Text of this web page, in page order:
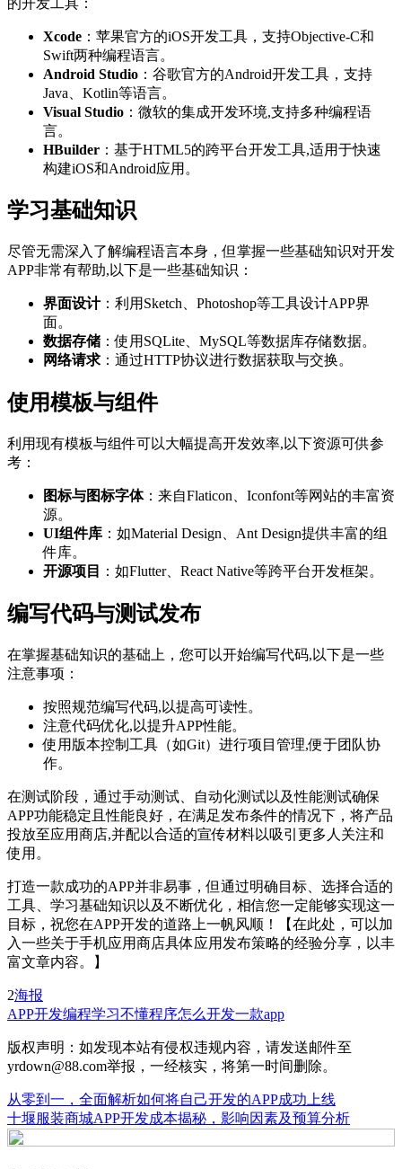
Xcode ：苹果官方的iOS开发工具，支持Objective-C和
Swift两种编程语言。
Android Studio ：谷歌官方的Android开发工具，支持
Java、Kotlin等语言。
Visual Studio ：微软的集成开发环境,支持多种编程语
言。
HBuilder ：基于HTML5的跨平台开发工具,适用于快速
构建iOS和Android应用。
学习基础知识
尽管无需深入了解编程语言本身，但掌握一些基础知识对开发
APP非常有帮助,以下是一些基础知识：
界面设计：利用Sketch、Photoshop等工具设计APP界
面。
数据存储 ：使用SQLite、MySQL等数据库存储数据。
网络请求 ：通过HTTP协议进行数据获取与交换。
使用模板与组件
利用现有模板与组件可以大幅提高开发效率,以下资源可供参
考：
图标与图标字体：来自Flaticon、Iconfont等网站的丰富资
源。
UI组件库 ：如Material Design、Ant Design提供丰富的组
件库。
开源项目
：如Flutter、React Native等跨平台开发框架。
编写代码与测试发布
在掌握基础知识的基础上，您可以开始编写代码,以下是一些
注意事项：
按照规范编写代码,以提高可读性。
注意代码优化,以提升APP性能。
使用版本控制工具（如Git）进行项目管理,便于团队协
作。
在测试阶段，通过手动测试、自动化测试以及性能测试确保
APP功能稳定且性能良好，在满足发布条件的情况下，将产品
投放至应用商店,并配以合适的宣传材料以吸引更多人关注和
使用。
打造一款成功的APP并非易事，但通过明确目标、选择合适的
工具、学习基础知识以及不断优化，相信您一定能够实现这一
目标，祝您在APP开发的道路上一帆风顺！【在此处，可以加
入一些关于手机应用商店具体应用发布策略的经验分享，以丰
富文章内容。】
2海报
APP开发编程学习不懂程序怎么开发一款app
版权声明：如发现本站有侵权违规内容，请发送邮件至
yrdown@88.com举报，一经核实，将第一时间删除。
从零到一，全面解析如何将自己开发的APP成功上线
十堰服装商城APP开发成本揭秘，影响因素及预算分析